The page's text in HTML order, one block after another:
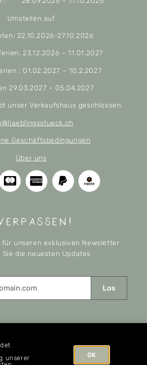
Umstellen auf
22.10.2026-27.10.2026
23.12.2026 – 11.01.2027
: 01.02.2027 – 10.2.2027
29.03.2027 – 05.04.2027
unser Verkaufshaus geschlossen.
Geschäftsbedingungen
Über uns
für unseren exklusiven Newsletter
die neuesten Updates
Los
unserer
OK